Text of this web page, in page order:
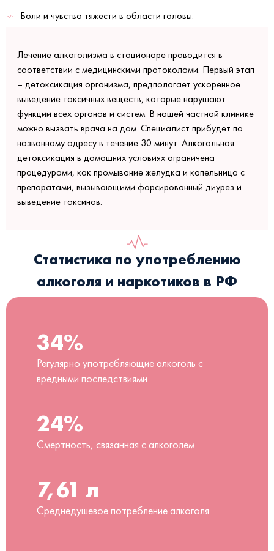
Боли и чувство тяжести в области головы.
Лечение алкоголизма в стационаре проводится в
соответствии с медицинскими протоколами. Первый этап
– детоксикация организма, предполагает ускоренное
выведение токсичных веществ, которые нарушают
функции всех органов и систем. В нашей частной клинике
можно вызвать врача на дом. Специалист прибудет по
названному адресу в течение 30 минут. Алкогольная
детоксикация в домашних условиях ограничена
процедурами, как промывание желудка и капельница с
препаратами, вызывающими форсированный диурез и
выведение токсинов.
Статистика по употреблению
алкоголя и наркотиков в РФ
34%
Регулярно употребляющие алкоголь с
вредными последствиями
24%
Смертность, связанная с алкоголем
7,61 л
Среднедушевое потребление алкоголя